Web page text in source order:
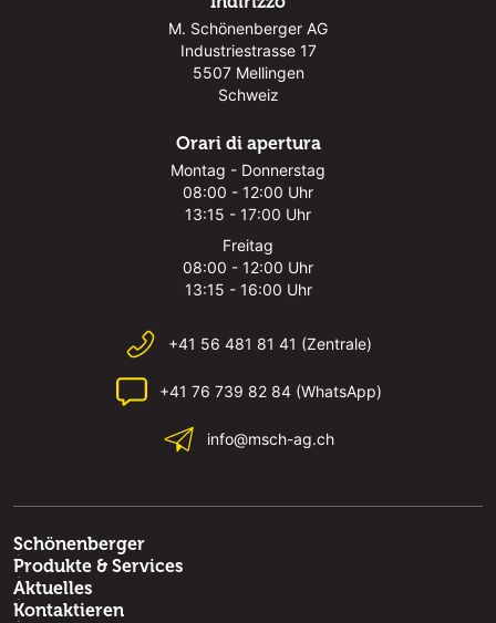
M. Schönenberger AG
Industriestrasse 17
5507 Mellingen
Schweiz
Orari di apertura
Montag - Donnerstag
08:00 - 12:00 Uhr
13:15 - 17:00 Uhr
Freitag
08:00 - 12:00 Uhr
13:15 - 16:00 Uhr
+41 56 481 81 41 (Zentrale)
+41 76 739 82 84 (WhatsApp)
info@msch-ag.ch
Schönenberger
Produkte & Services
Aktuelles
Kontaktieren